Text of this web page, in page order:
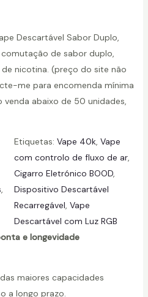
Descartável Sabor Duplo,
de sabor duplo,
nicotina. (preço do site não
me para encomenda mínima
venda abaixo de 50 unidades,
Etiquetas:Vape 40k, Vape
com controlo de fluxo de ar
Cigarro Eletrónico BOOD
Dispositivo Descartável
Recarregável, Vape
Descartável com Luz RGB
e longevidade
maiores capacidades
a longo prazo.